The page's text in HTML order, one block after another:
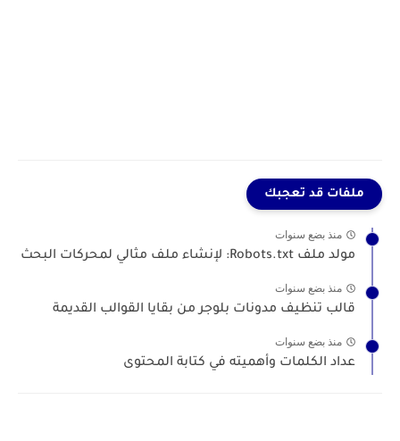
ملفات قد تعجبك
منذ بضع سنوات
مولد ملف Robots.txt: لإنشاء ملف مثالي لمحركات البحث
منذ بضع سنوات
قالب تنظيف مدونات بلوجر من بقايا القوالب القديمة
منذ بضع سنوات
عداد الكلمات وأهميته في كتابة المحتوى